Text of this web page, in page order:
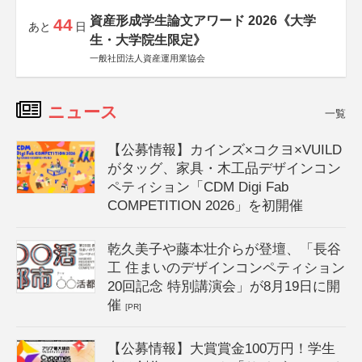
あと 44 日 資産形成学生論文アワード 2026《大学
生・大学院生限定》
一般社団法人資産運用業協会
ニュース 一覧
【公募情報】カインズ×コクヨ×VUILD
がタッグ、家具・木工品デザインコン
ペティション「CDM Digi Fab
COMPETITION 2026」を初開催
乾久美子や藤本壮介らが登壇、「長谷
工 住まいのデザインコンペティション
20回記念 特別講演会」が8月19日に開
催[PR]
【公募情報】大賞賞金100万円！学生